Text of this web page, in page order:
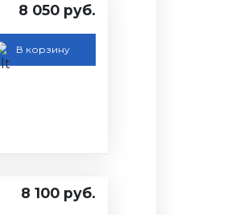
8 050 руб.
В корзину
8 100 руб.